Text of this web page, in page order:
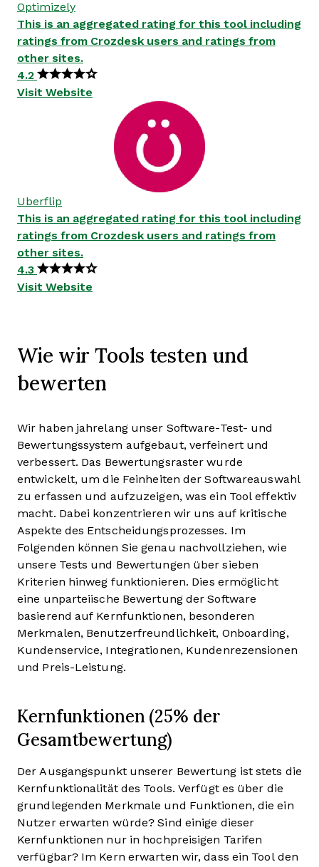
Optimizely
This is an aggregated rating for this tool including
ratings from Crozdesk users and ratings from
other sites.
4.2
Visit Website
Uberflip
This is an aggregated rating for this tool including
ratings from Crozdesk users and ratings from
other sites.
4.3
Visit Website
Wie wir Tools testen und
bewerten
Wir haben jahrelang unser Software-Test- und
Bewertungssystem aufgebaut, verfeinert und
verbessert. Das Bewertungsraster wurde
entwickelt, um die Feinheiten der Softwareauswahl
zu erfassen und aufzuzeigen, was ein Tool effektiv
macht. Dabei konzentrieren wir uns auf kritische
Aspekte des Entscheidungsprozesses. Im
Folgenden können Sie genau nachvollziehen, wie
unsere Tests und Bewertungen über sieben
Kriterien hinweg funktionieren. Dies ermöglicht
eine unparteiische Bewertung der Software
basierend auf Kernfunktionen, besonderen
Merkmalen, Benutzerfreundlichkeit, Onboarding,
Kundenservice, Integrationen, Kundenrezensionen
und Preis-Leistung.
Kernfunktionen (25% der
Gesamtbewertung)
Der Ausgangspunkt unserer Bewertung ist stets die
Kernfunktionalität des Tools. Verfügt es über die
grundlegenden Merkmale und Funktionen, die ein
Nutzer erwarten würde? Sind einige dieser
Kernfunktionen nur in hochpreisigen Tarifen
verfügbar? Im Kern erwarten wir, dass ein Tool den